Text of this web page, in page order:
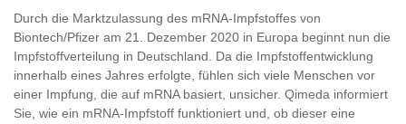
Durch die Marktzulassung des mRNA-Impfstoffes von
Biontech/Pfizer am 21. Dezember 2020 in Europa beginnt nun die
Impfstoffverteilung in Deutschland. Da die Impfstoffentwicklung
innerhalb eines Jahres erfolgte, fühlen sich viele Menschen vor
einer Impfung, die auf mRNA basiert, unsicher. Qimeda informiert
Sie, wie ein mRNA-Impfstoff funktioniert und, ob dieser eine